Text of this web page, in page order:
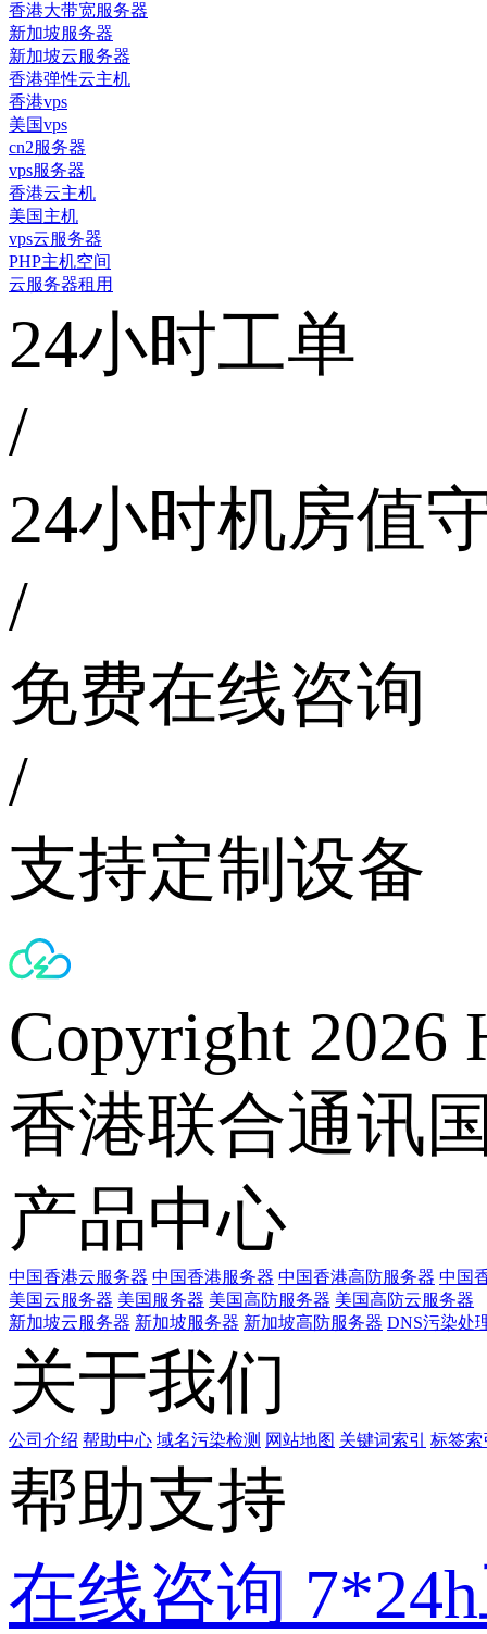
香港大带宽服务器
新加坡服务器
新加坡云服务器
香港弹性云主机
香港vps
美国vps
cn2服务器
vps服务器
香港云主机
美国主机
vps云服务器
PHP主机空间
云服务器租用
24小时工单
/
24小时机房值
/
免费在线咨询
/
支持定制设备
Copyright 2026
香港联合通讯
产品中心
中国香港云服务器 中国香港服务器 中国香港高防服务器 中国
美国云服务器 美国服务器 美国高防服务器 美国高防云服务器
新加坡云服务器 新加坡服务器 新加坡高防服务器 DNS污染处
关于我们
公司介绍 帮助中心 域名污染检测 网站地图 关键词索引 标签索
帮助支持
在线咨询